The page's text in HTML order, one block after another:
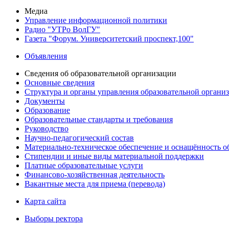
Медиа
Управление информационной политики
Радио "УТРо ВолГУ"
Газета "Форум. Университетский проспект,100"
Объявления
Сведения об образовательной организации
Основные сведения
Структура и органы управления образовательной
Документы
Образование
Образовательные стандарты и требования
Руководство
Научно-педагогический состав
Материально-техническое обеспечение и оснащённость
Стипендии и иные виды материальной поддержки
Платные образовательные услуги
Финансово-хозяйственная деятельность
Вакантные места для приема (перевода)
Карта сайта
Выборы ректора